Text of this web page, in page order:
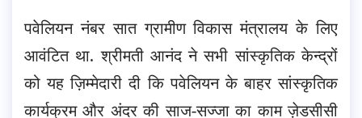
पवेलियन नंबर सात ग्रामीण विकास मंत्रालय के लिए
आवंटित था. श्रीमती आनंद ने सभी सांस्कृतिक केन्द्रों
को यह ज़िम्मेदारी दी कि पवेलियन के बाहर सांस्कृतिक
कार्यक्रम और अंदर की साज-सज्जा का काम ज़ेडसीसी